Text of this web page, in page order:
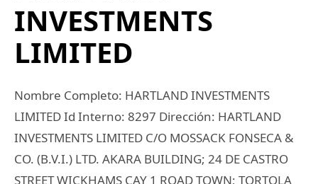
INVESTMENTS
LIMITED
Nombre Completo: HARTLAND INVESTMENTS
LIMITED Id Interno: 8297 Dirección: HARTLAND
INVESTMENTS LIMITED C/O MOSSACK FONSECA &
CO. (B.V.I.) LTD. AKARA BUILDING; 24 DE CASTRO
STREET WICKHAMS CAY 1 ROAD TOWN; TORTOLA